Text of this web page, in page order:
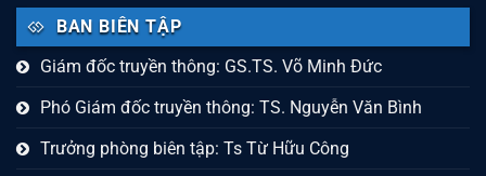
BAN BIÊN TẬP
Giám đốc truyền thông: GS.TS. Võ Minh Đức
Phó Giám đốc truyền thông: TS. Nguyễn Văn Bình
Trưởng phòng biên tập: Ts Từ Hữu Công